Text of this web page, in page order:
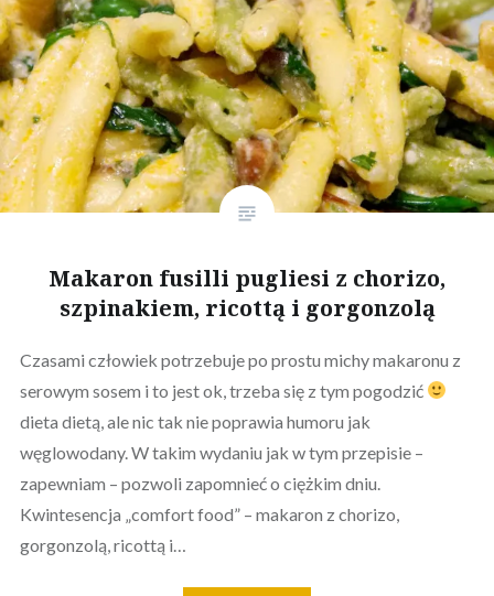
Makaron fusilli pugliesi z chorizo,
szpinakiem, ricottą i gorgonzolą
Czasami człowiek potrzebuje po prostu michy makaronu z
serowym sosem i to jest ok, trzeba się z tym pogodzić
dieta dietą, ale nic tak nie poprawia humoru jak
węglowodany. W takim wydaniu jak w tym przepisie –
zapewniam – pozwoli zapomnieć o ciężkim dniu.
Kwintesencja „comfort food” – makaron z chorizo,
gorgonzolą, ricottą i…